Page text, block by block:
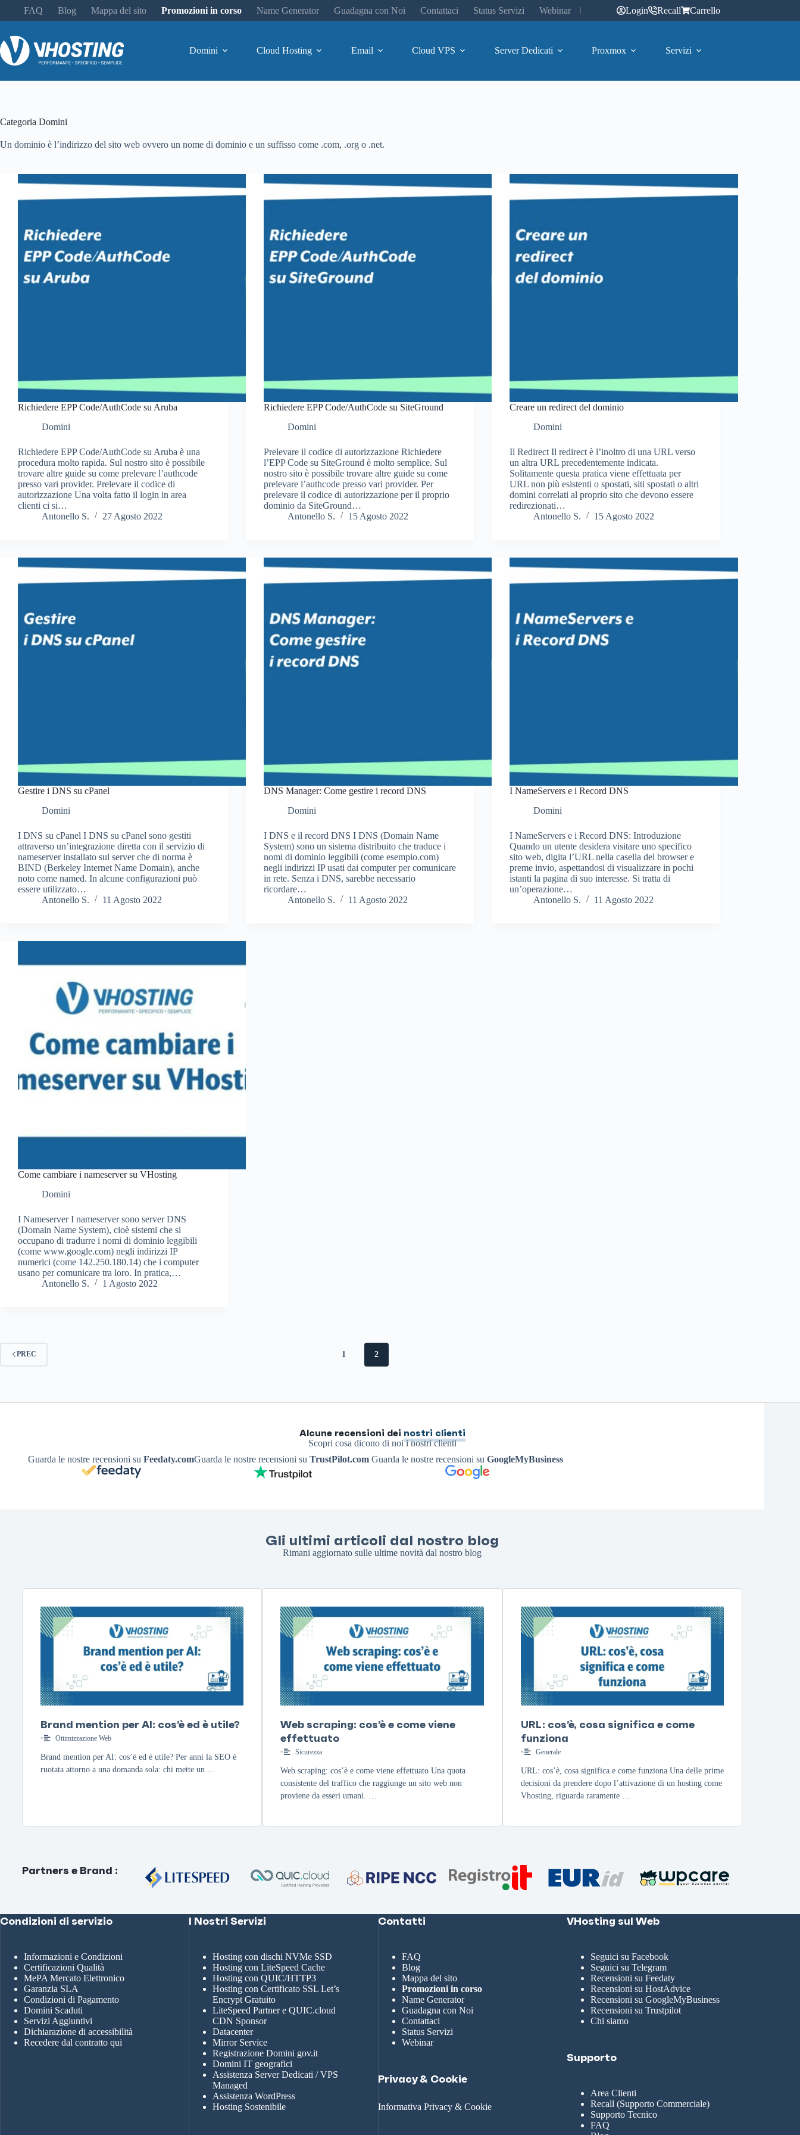
FAQ Blog Mappa del sito Promozioni in corso Name Generator Guadagna con Noi Contattaci Status Servizi Webinar Login Recall Carrello
Domini Cloud Hosting Email Cloud VPS Server Dedicati Proxmox Servizi
Categoria Domini
Un dominio è l’indirizzo del sito web ovvero un nome di dominio e un suffisso come .com, .org o .net.
Richiedere EPP Code/AuthCode su Aruba
Domini
Richiedere EPP Code/AuthCode su Aruba è una
procedura molto rapida. Sul nostro sito è possibile
trovare altre guide su come prelevare l’authcode
presso vari provider. Prelevare il codice di
autorizzazione Una volta fatto il login in area
clienti ci si…
Antonello S.
27 Agosto 2022
Richiedere EPP Code/AuthCode su SiteGround
Domini
Prelevare il codice di autorizzazione Richiedere
l’EPP Code su SiteGround è molto semplice. Sul
nostro sito è possibile trovare altre guide su come
prelevare l’authcode presso vari provider. Per
prelevare il codice di autorizzazione per il proprio
dominio da SiteGround…
Antonello S.
15 Agosto 2022
Creare un redirect del dominio
Domini
Il Redirect Il redirect è l’inoltro di una URL verso
un altra URL precedentemente indicata.
Solitamente questa pratica viene effettuata per
URL non più esistenti o spostati, siti spostati o altri
domini correlati al proprio sito che devono essere
redirezionati…
Antonello S.
15 Agosto 2022
Gestire i DNS su cPanel
Domini
I DNS su cPanel I DNS su cPanel sono gestiti
attraverso un’integrazione diretta con il servizio di
nameserver installato sul server che di norma è
BIND (Berkeley Internet Name Domain), anche
noto come named. In alcune configurazioni può
essere utilizzato…
Antonello S.
11 Agosto 2022
DNS Manager: Come gestire i record DNS
Domini
I DNS e il record DNS I DNS (Domain Name
System) sono un sistema distribuito che traduce i
nomi di dominio leggibili (come esempio.com)
negli indirizzi IP usati dai computer per comunicare
in rete. Senza i DNS, sarebbe necessario
ricordare…
Antonello S.
11 Agosto 2022
I NameServers e i Record DNS
Domini
I NameServers e i Record DNS: Introduzione
Quando un utente desidera visitare uno specifico
sito web, digita l’URL nella casella del browser e
preme invio, aspettandosi di visualizzare in pochi
istanti la pagina di suo interesse. Si tratta di
un’operazione…
Antonello S.
11 Agosto 2022
Come cambiare i nameserver su VHosting
Domini
I Nameserver I nameserver sono server DNS
(Domain Name System), cioè sistemi che si
occupano di tradurre i nomi di dominio leggibili
(come www.google.com) negli indirizzi IP
numerici (come 142.250.180.14) che i computer
usano per comunicare tra loro. In pratica,…
Antonello S.
1 Agosto 2022
PREC 1 2
Alcune recensioni dei nostri clienti
Scopri cosa dicono di noi i nostri clienti
Guarda le nostre recensioni suFeedaty.comGuarda le nostre recensioni suTrustPilot.com Guarda le nostre recensioni suGoogleMyBusiness
Gli ultimi articoli dal nostro blog
Rimani aggiornato sulle ultime novità dal nostro blog
Brand mention per AI: cos’è ed è utile?
• Ottimizzazione Web
Brand mention per AI: cos’è ed è utile? Per anni la SEO è
ruotata attorno a una domanda sola: chi mette un …
Web scraping: cos’è e come viene
effettuato
• Sicurezza
Web scraping: cos’è e come viene effettuato Una quota
consistente del traffico che raggiunge un sito web non
proviene da esseri umani. …
URL: cos’è, cosa significa e come
funziona
• Generale
URL: cos’è, cosa significa e come funziona Una delle prime
decisioni da prendere dopo l’attivazione di un hosting come
Vhosting, riguarda raramente …
Partners e Brand :
Condizioni di servizio
Informazioni e Condizioni
Certificazioni Qualità
MePA Mercato Elettronico
Garanzia SLA
Condizioni di Pagamento
Domini Scaduti
Servizi Aggiuntivi
Dichiarazione di accessibilità
Recedere dal contratto qui
I Nostri Servizi
Hosting con dischi NVMe SSD
Hosting con LiteSpeed Cache
Hosting con QUIC/HTTP3
Hosting con Certificato SSL Let’s
Encrypt Gratuito
LiteSpeed Partner e QUIC.cloud
CDN Sponsor
Datacenter
Mirror Service
Registrazione Domini gov.it
Domini IT geografici
Assistenza Server Dedicati / VPS
Managed
Assistenza WordPress
Hosting Sostenibile
Contatti
FAQ
Blog
Mappa del sito
Promozioni in corso
Name Generator
Guadagna con Noi
Contattaci
Status Servizi
Webinar
Privacy & Cookie
Informativa Privacy & Cookie
VHosting sul Web
Seguici su Facebook
Seguici su Telegram
Recensioni su Feedaty
Recensioni su HostAdvice
Recensioni su GoogleMyBusiness
Recensioni su Trustpilot
Chi siamo
Supporto
Area Clienti
Recall (Supporto Commerciale)
Supporto Tecnico
FAQ